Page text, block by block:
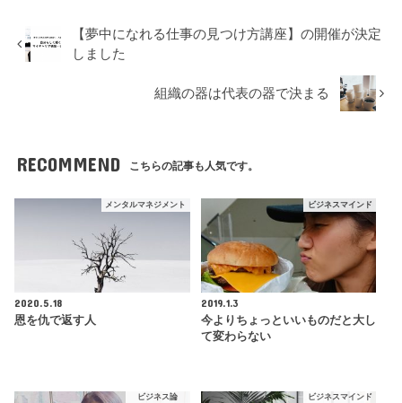
【夢中になれる仕事の見つけ方講座】の開催が決定
しました
組織の器は代表の器で決まる
RECOMMEND こちらの記事も人気です。
メンタルマネジメント
2020.5.18
恩を仇で返す人
ビジネスマインド
2019.1.3
今よりちょっといいものだと大し
て変わらない
ビジネス論 ビジネスマインド